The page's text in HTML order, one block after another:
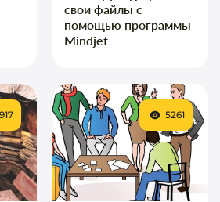
свои файлы с
помощью программы
Mindjet
5261